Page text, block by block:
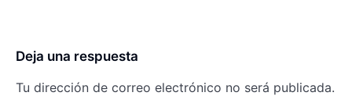
Deja una respuesta
Tu dirección de correo electrónico no será publicada.